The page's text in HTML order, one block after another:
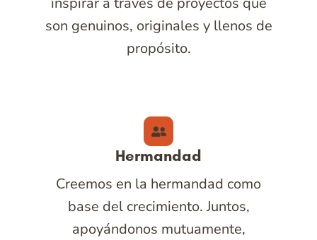
son genuinos, originales y llenos de
propósito.
Hermandad
Creemos en la hermandad como
base del crecimiento. Juntos,
apoyándonos mutuamente,